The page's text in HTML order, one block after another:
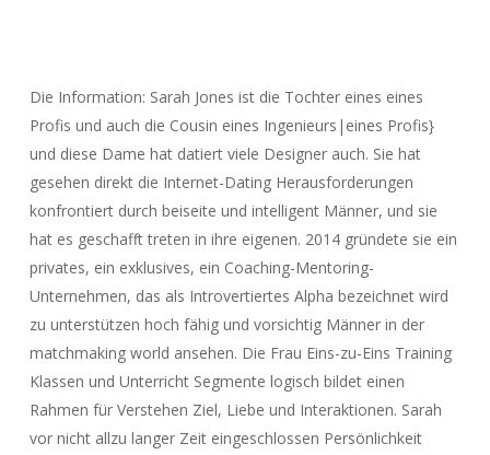
Die Information: Sarah Jones ist die Tochter eines eines
Profis und auch die Cousin eines Ingenieurs|eines Profis}
und diese Dame hat datiert viele Designer auch. Sie hat
gesehen direkt die Internet-Dating Herausforderungen
konfrontiert durch beiseite und intelligent Männer, und sie
hat es geschafft treten in ihre eigenen. 2014 gründete sie ein
privates, ein exklusives, ein Coaching-Mentoring-
Unternehmen, das als Introvertiertes Alpha bezeichnet wird
zu unterstützen hoch fähig und vorsichtig Männer in der
matchmaking world ansehen. Die Frau Eins-zu-Eins Training
Klassen und Unterricht Segmente logisch bildet einen
Rahmen für Verstehen Ziel, Liebe und Interaktionen. Sarah
vor nicht allzu langer Zeit eingeschlossen Persönlichkeit